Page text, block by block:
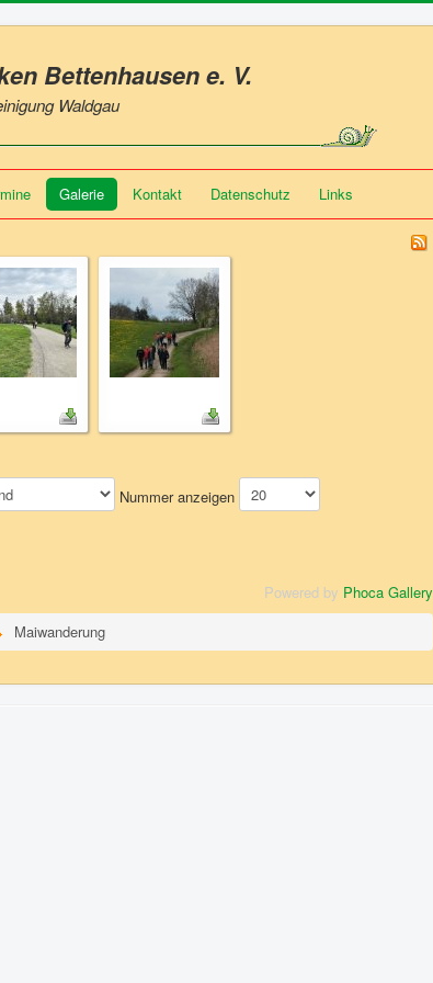
Bettenhausene. V.
Waldgau
Galerie Kontakt Datenschutz Links
Nummer anzeigen
Powered by Phoca Gallery
Maiwanderung